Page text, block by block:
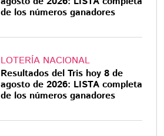
de los números ganadores
LOTERÍA NACIONAL
Resultados del Tris hoy 8 de
agosto de 2026: LISTA completa
de los números ganadores